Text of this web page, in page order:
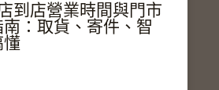
到店營業時間與門市
：取貨、寄件、智
懂